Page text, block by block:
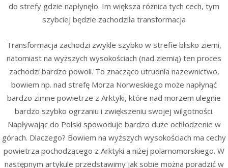
do strefy gdzie napłynęło. Im większa różnica tych cech, tym
szybciej będzie zachodziła transformacja
Transformacja zachodzi zwykle szybko w strefie blisko ziemi,
natomiast na wyższych wysokościach (nad ziemią) ten proces
zachodzi bardzo powoli. To znacząco utrudnia nazewnictwo,
bowiem np. nad strefę Morza Norweskiego może napłynąć
bardzo zimne powietrze z Arktyki, które nad morzem ulegnie
bardzo szybko ogrzaniu i zwiększeniu swojej wilgotności.
Napływając do Polski spowoduje bardzo duże ochłodzenie w
górach. Dlaczego? Bowiem na wyższych wysokościach ma cechy
powietrza pochodzącego z Arktyki a niżej polarnomorskiego. W
następnym artykule przedstawimy jak sobie można poradzić w